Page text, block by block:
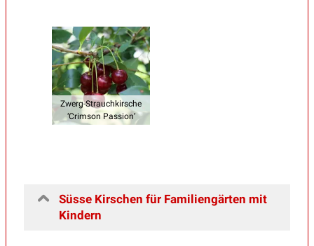
Zwerg-Strauchkirsche
‘Crimson Passion’
Süsse Kirschen für Familiengärten mit
Kindern